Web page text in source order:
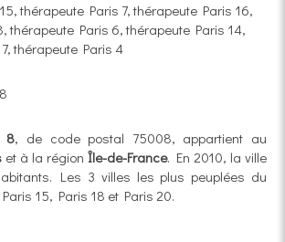
,thérapeute Paris 7,thérapeute Paris 16,
,thérapeute Paris 6,thérapeute Paris 14,
,thérapeute Paris 4
8, de code postal 75008, appartient au
et à la région Île-de-France. En 2010, la ville
Les 3 villes les plus peuplées du
15, Paris 18 et Paris 20.